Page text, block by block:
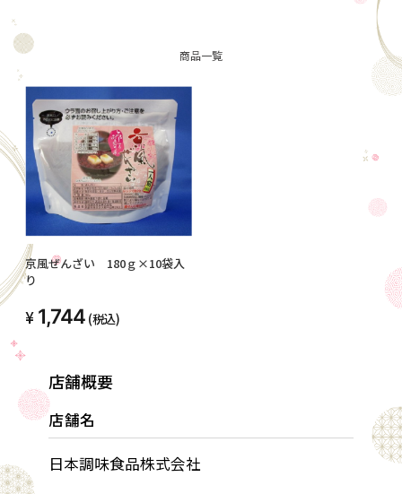
商品一覧
京風ぜんざい 180ｇ×10袋入
り
1,744 (税込)
店舗概要
店舗名
日本調味食品株式会社